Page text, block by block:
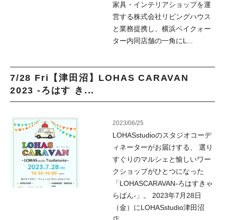
家具・インテリアショップを運
営する株式会社リビングハウス
と業務提携し、横浜ベイクォー
ター内同店舗の一角にL...
7/28 Fri【津田沼】LOHAS CARAVAN
2023 -ろはす き...
2023/06/25
LOHASstudioのスタジオコーデ
ィネーターがお届けする、 選り
すぐりのマルシェと愉しいワー
クショップがひとつになった
「LOHASCARAVAN-ろはすきゃ
らばん-」。 2023年7月28日
（金）にLOHASstudio津田沼